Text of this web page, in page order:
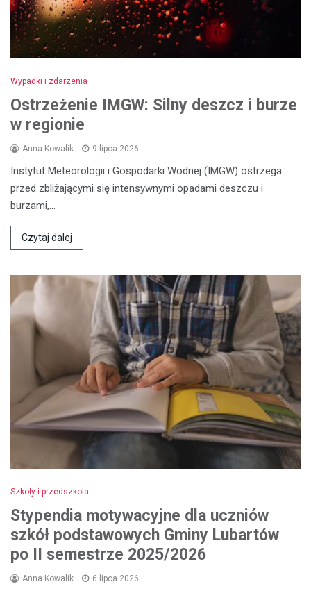
Wypadki i zdarzenia
Ostrzeżenie IMGW: Silny deszcz i burze
w regionie
Anna Kowalik 9 lipca 2026
Instytut Meteorologii i Gospodarki Wodnej (IMGW) ostrzega
przed zbliżającymi się intensywnymi opadami deszczu i
burzami,…
Czytaj dalej
Szkoły i przedszkola
Stypendia motywacyjne dla uczniów
szkół podstawowych Gminy Lubartów
po II semestrze 2025/2026
Anna Kowalik 6 lipca 2026